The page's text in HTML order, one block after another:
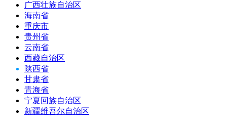
广西壮族自治区
海南省
重庆市
贵州省
云南省
西藏自治区
陕西省
甘肃省
青海省
宁夏回族自治区
新疆维吾尔自治区